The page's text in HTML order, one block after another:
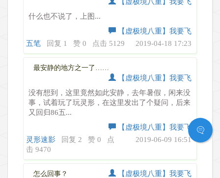
什么也不说了，上图...
【虚极境八重】我要飞
2019-04-18 17:23
五笔 回复 1 赞 0 点击 5129
最安静的地方之一了……
【虚极境八重】我要飞
没有想到，这里竟然如此安静，去年暑假，闲来没
事，试着玩了玩灵形，在这里发出了个疑问，后来
又回归86五...
【虚极境八重】我要飞
2019-06-09 16:51
灵形速影 回复 2 赞 0
点
击 9470
怎么回事？ 【虚极境八重】我要飞